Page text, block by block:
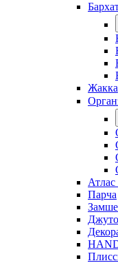
Атлас
Парча